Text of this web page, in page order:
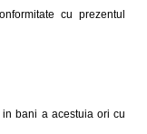
cu prezentul
bani a acestuia ori cu